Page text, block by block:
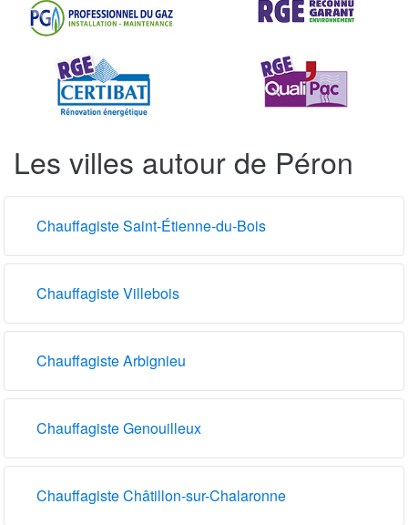
Les villes autour de Péron
Chauffagiste Saint-Étienne-du-Bois
Chauffagiste Villebois
Chauffagiste Arbignieu
Chauffagiste Genouilleux
Chauffagiste Châtillon-sur-Chalaronne